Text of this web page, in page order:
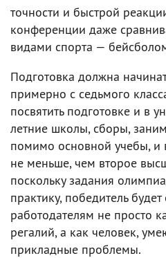
точности и быстрой
конференции даже
видами спорта —
Подготовка должна
примерно с седьмого
посвятить подготовке и в
летние школы, сборы,
помимо основной учебы, и
не меньше, чем второе
поскольку задания
практику, победитель
работодателям не просто
регалий, а как человек,
прикладные проблемы.